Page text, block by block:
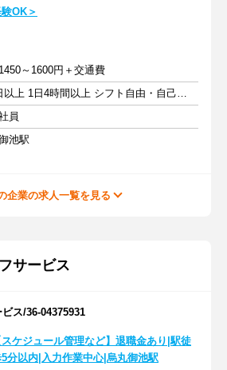
OK＞
～1600円＋交通費
週2日以上 1日4時間以上 シフト自由・自己申告
員
池駅
企業の求人一覧を見る
サービス
ス/36-04375931
スケジュール管理など】退職金あり|駅徒
分以内|入力作業中心|烏丸御池駅